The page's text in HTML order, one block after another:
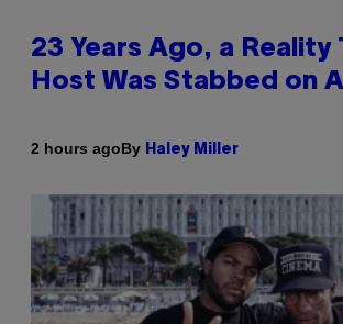
23 Years Ago, a Reality
Host Was Stabbed on
2 hours agoBy Haley Miller